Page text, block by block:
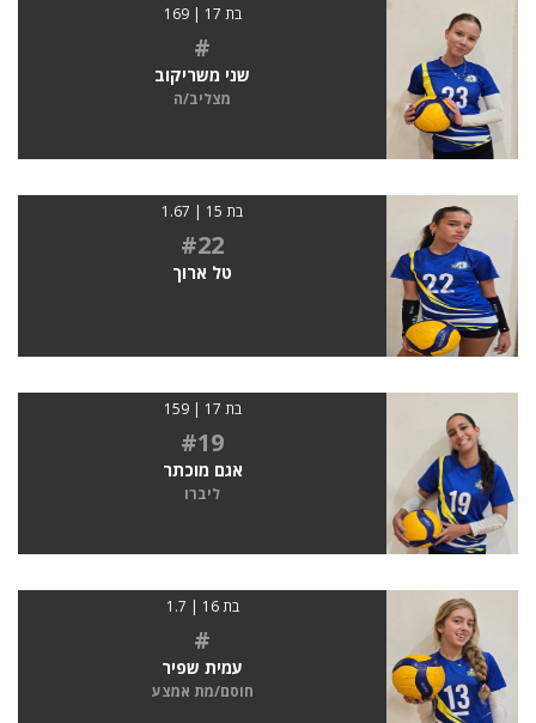
בת 17 | 169
#
שני משריקוב
מצליב/ה
בת 15 | 1.67
#22
טל ארוך
בת 17 | 159
#19
אגם מוכתר
ליברו
בת 16 | 1.7
#
עמית שפיר
חוסם/מת אמצע